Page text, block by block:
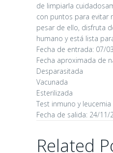
de limpiarla
con puntos para evitar
pesar de ello, disfruta
humano y está lista
Fecha de entrada: 07/
Fecha aproximada de
Desparasitada
Vacunada
Esterilizada
Test inmuno y leucemia
Fecha de salida: 24/11/
Related
CANDY
16/06/2026
02/06/2026